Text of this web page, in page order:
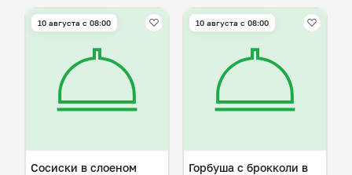
10 августа с 08:00
Сосиски в слоеном
10 августа с 08:00
Горбуша с брокколи в